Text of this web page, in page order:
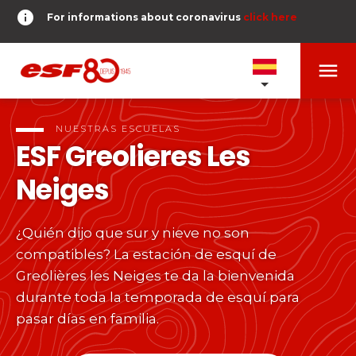
info For informations about coronavirus click here
menu
NUESTRAS ESCUELAS expand_more
search
o
room MI UBICACIÓN
PRUEBAS Y ÉTOILES expand_more
Pruebas de esquí alpino
Niños
Del Piou-Piou a la Étoile d'Or
Adolescentes y adultos
Todos los niveles
DERNIER-PLANTER-DE-BATON expand_more
timer RESULTADOS expand_more
NUESTRAS ESCUELAS
ESFGreolieres Les
Neiges
¿Quién dijo que sur y nieve no son
compatibles? La estación de esquí de
Greolières les Neiges te da la bienvenida
durante toda la temporada de esquí para
pasar días en familia.